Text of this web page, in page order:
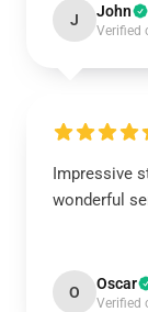
J John
Verified
Impressive
wonderful
O Oscar
Verified